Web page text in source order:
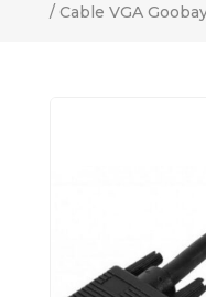
/ Cable VGA